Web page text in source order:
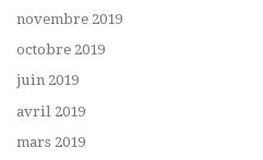
novembre 2019
octobre 2019
juin 2019
avril 2019
mars 2019